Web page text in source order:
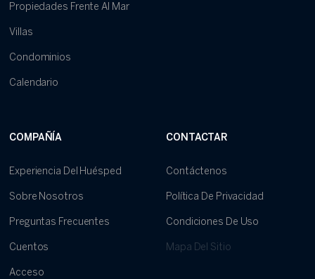
Propiedades Frente Al Mar
Villas
Condominios
Calendario
COMPAÑÍA
Experiencia Del Huésped
Sobre Nosotros
Preguntas Frecuentes
Cuentos
Acceso
CONTACTAR
Contáctenos
Política De Privacidad
Condiciones De Uso
Mapa Del Sitio